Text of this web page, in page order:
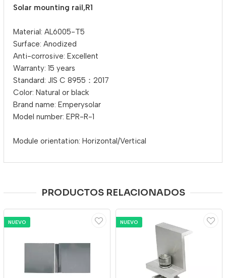
Solar mounting rail,R1
Material: AL6005-T5
Surface: Anodized
Anti-corrosive: Excellent
Warranty: 15 years
Standard: JIS C 8955：2017
Color: Natural or black
Brand name: Emperysolar
Model number: EPR-R-1
Module orientation: Horizontal/Vertical
PRODUCTOS RELACIONADOS
NUEVO NUEVO